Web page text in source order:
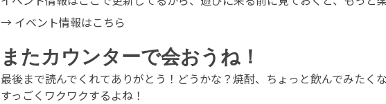
→ イベント情報はこちら
またカウンターで会おうね！
最後まで読んでくれてありがとう！どうかな？焼酎、ちょっと飲んでみたく
すっごくワクワクするよね！